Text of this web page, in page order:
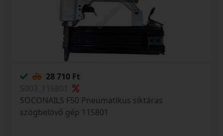
28 710 Ft
SOCONAILS F50 Pneumatikus síktáras
szögbelövő gép 115801